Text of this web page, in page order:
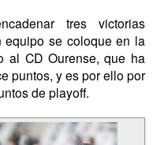
tres victorias
equipo se coloque en la
al CD Ourense, que ha
puntos, y es por ello por
de playoff.